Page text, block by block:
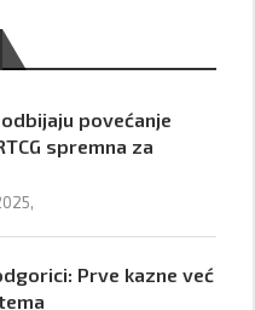
povećanje
spremna za
Prve kazne već